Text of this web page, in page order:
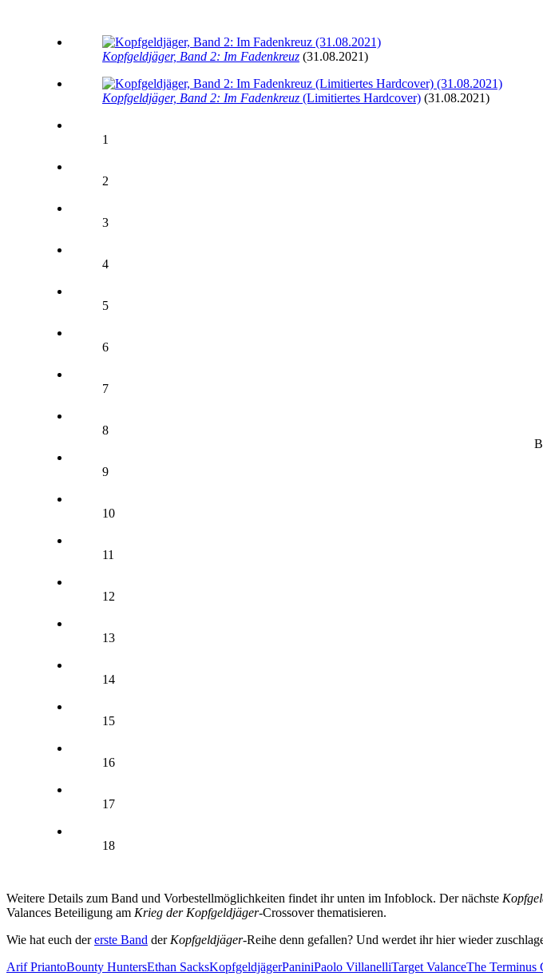
Kopfgeldjäger, Band 2: Im Fadenkreuz (31.08.2021)
Kopfgeldjäger, Band 2: Im Fadenkreuz (Limitiertes Hardcover) (31.08.2021)
1
2
3
4
5
6
7
8
9
10
11
12
13
14
15
16
17
18
Weitere Details zum Band und Vorbestellmöglichkeiten findet ihr unten im Infoblock. Der nächste
Valances Beteiligung am Krieg der Kopfgeldjäger-Crossover thematisieren.
Wie hat euch dererste Band derKopfgeldjäger-Reihe denn gefallen? Und werdet ihr hier wieder
Arif PriantoBounty HuntersEthan SacksKopfgeldjägerPaniniPaolo VillanelliTarget ValanceThe Terminus